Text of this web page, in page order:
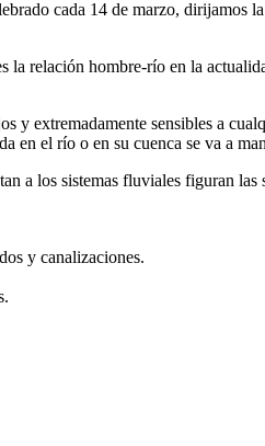
cada 14 de marzo, dirijamos
la relación hombre-río en la
y extremadamente sensibles a
en el río o en su cuenca se va a
a los sistemas fluviales figuran las
y canalizaciones.